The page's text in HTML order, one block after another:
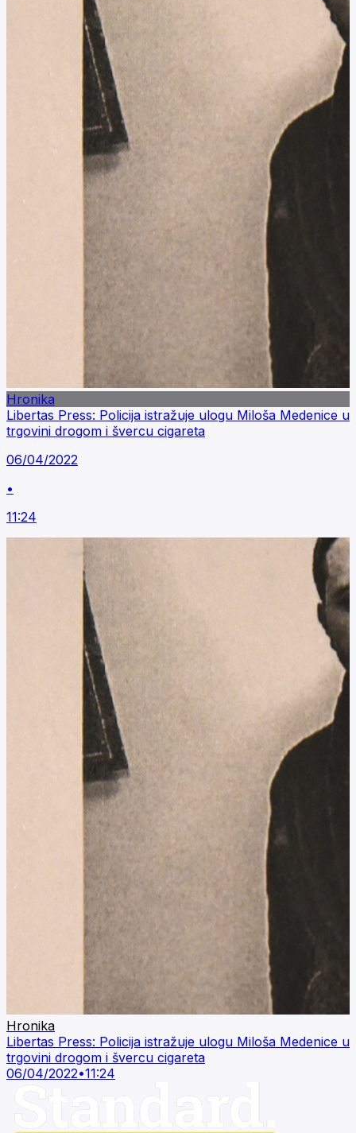
Hronika
Libertas Press: Policija istražuje ulogu Miloša Medenice u
trgovini drogom i švercu cigareta
06/04/2022
•
11:24
Hronika
Libertas Press: Policija istražuje ulogu Miloša Medenice u
trgovini drogom i švercu cigareta
06/04/2022•11:24